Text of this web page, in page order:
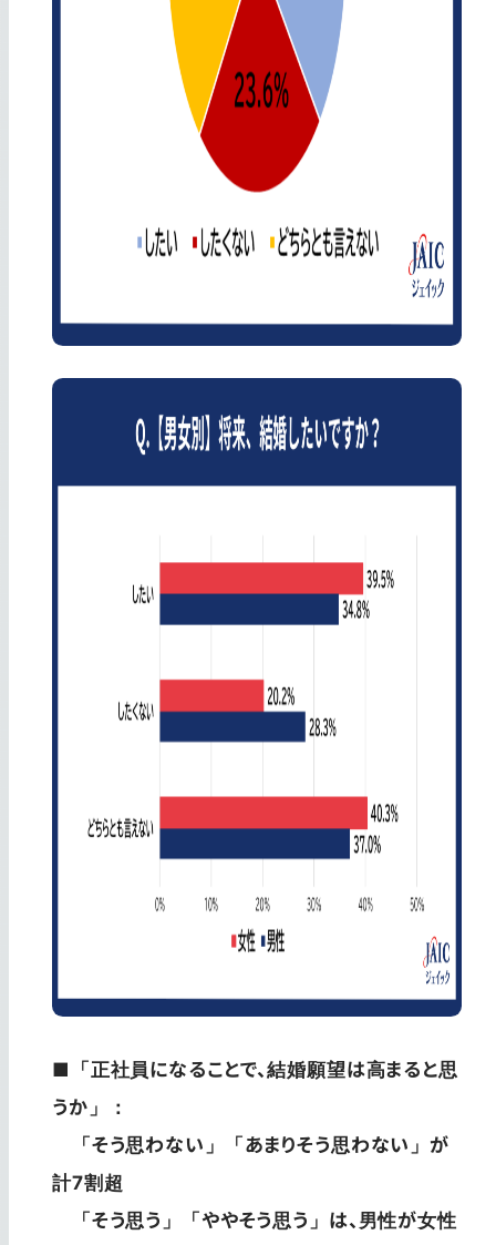
■「正社員になることで、結婚願望は高まると思
うか」：
「そう思わない」「あまりそう思わない」が
計7割超
「そう思う」「ややそう思う」は、男性が女性